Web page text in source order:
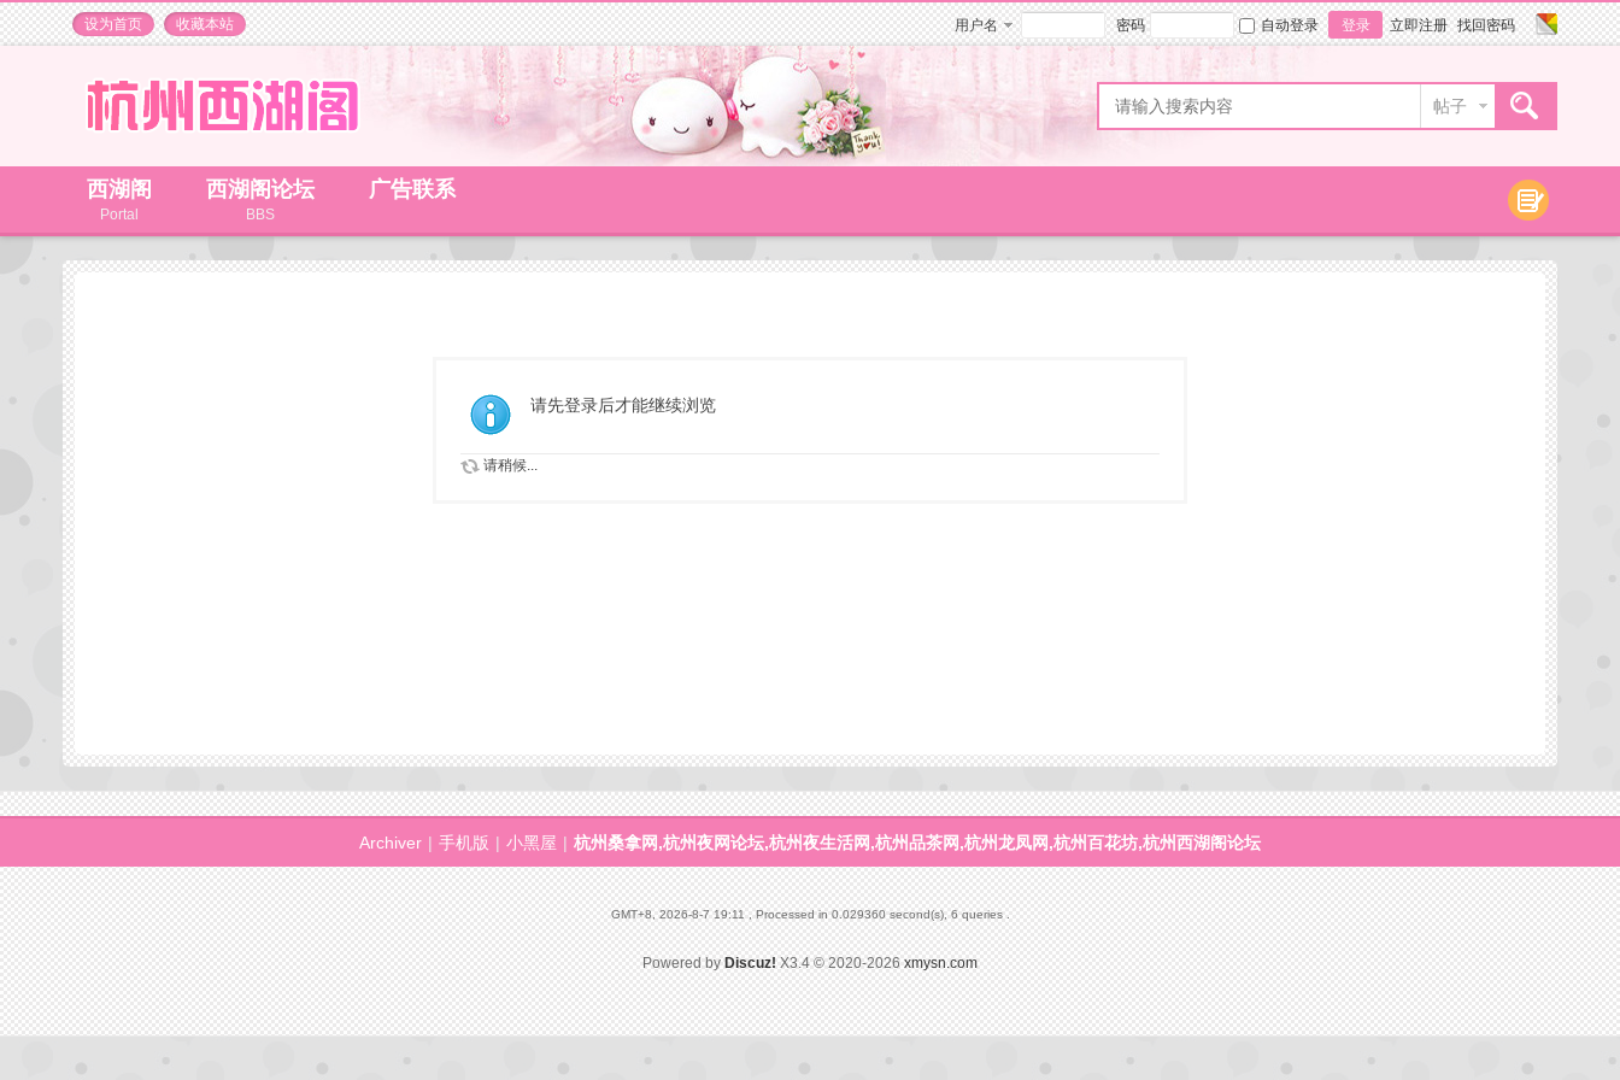
设为首页 收藏本站 用户名 密码 自动登录 登录 立即注册 找回密码
帖子
西湖阁
Portal
西湖阁论坛
BBS
广告联系
请先登录后才能继续浏览
请稍候...
Archiver | 手机版 | 小黑屋 | 杭州桑拿网,杭州夜网论坛,杭州夜生活网,杭州品茶网,杭州龙凤网,杭州百花坊,杭州西湖阁论坛
GMT+8, 2026-8-7 19:11 , Processed in 0.029360 second(s), 6 queries .
Powered by Discuz! X3.4 © 2020-2026 xmysn.com